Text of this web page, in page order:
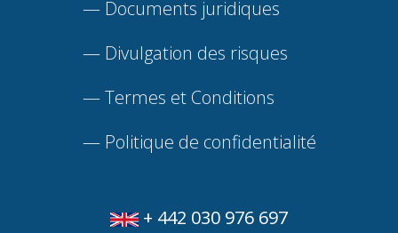
— Documents juridiques
— Divulgation des risques
—Termes et Conditions
— Politique de confidentialité
+ 442 030 976 697